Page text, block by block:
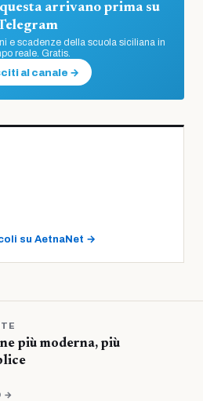
arrivano prima su
e scadenze della scuola siciliana in
reale. Gratis.
al canale →
su AetnaNet →
più moderna, più
→